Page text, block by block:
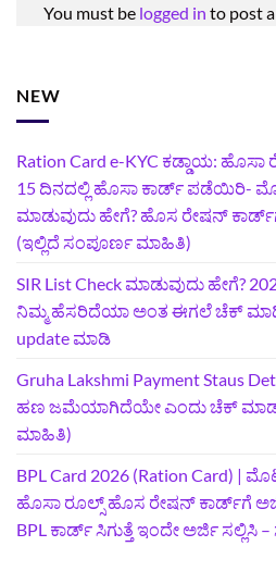
You must be logged in to post
NEW
Ration Card e-KYC ಕಡ್ಡಾಯ:
15 ದಿನದಲ್ಲಿ ಹೊಸಾ ಕಾರ್ಡ್‌ ಪಡೆಯಿರಿ-
ಮಾಡುವುದು ಹೇಗೆ? ಹೊಸ ರೇಷನ್
(ಇಲ್ಲಿದೆ ಸಂಪೂರ್ಣ ಮಾಹಿತಿ)
SIR List Check ಮಾಡುವುದು ಹೇಗೆ?
ನಿಮ್ಮ ಹೆಸರಿದೆಯಾ ಅಂತ ಈಗಲೆ ಚೆಕ್‌
update ಮಾಡಿ
Gruha Lakshmi Payment Staus
ಹಣ ಜಮೆಯಾಗಿದೆಯೇ ಎಂದು ಚೆಕ್
ಮಾಹಿತಿ)
BPL Card 2026 (Ration Card) |
ಹೊಸಾ ರೂಲ್ಸ್ ಹೊಸ ರೇಷನ್ ಕಾರ್ಡ್‌ಗೆ
BPL ಕಾರ್ಡ್ ಸಿಗುತ್ತೆ ಇಂದೇ ಅರ್ಜಿ